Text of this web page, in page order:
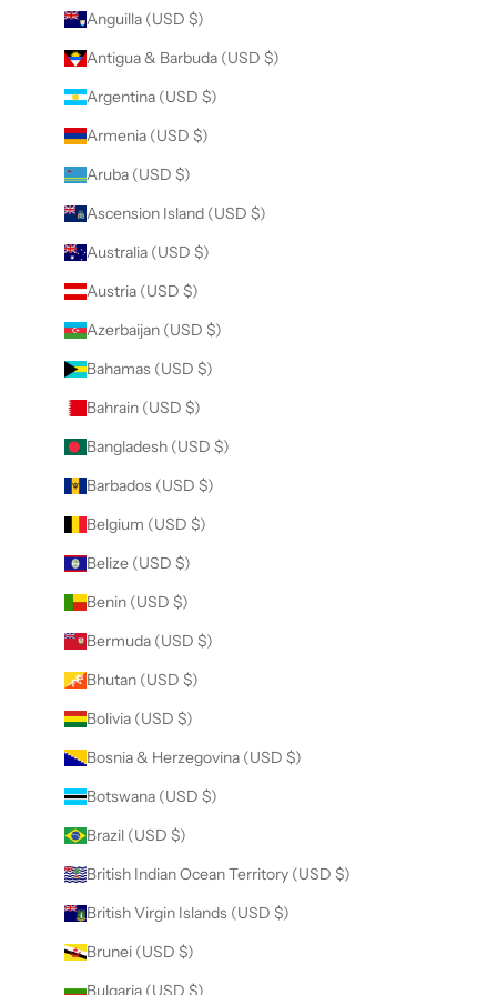
Anguilla (USD $)
Antigua & Barbuda (USD $)
Argentina (USD $)
Armenia (USD $)
Aruba (USD $)
Ascension Island (USD $)
Australia (USD $)
Austria (USD $)
Azerbaijan (USD $)
Bahamas (USD $)
Bahrain (USD $)
Bangladesh (USD $)
Barbados (USD $)
Belgium (USD $)
Belize (USD $)
Benin (USD $)
Bermuda (USD $)
Bhutan (USD $)
Bolivia (USD $)
Bosnia & Herzegovina (USD $)
Botswana (USD $)
Brazil (USD $)
British Indian Ocean Territory (USD $)
British Virgin Islands (USD $)
Brunei (USD $)